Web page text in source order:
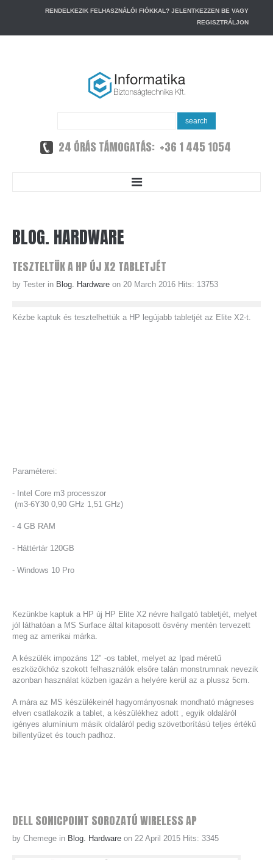
RENDELKEZIK FELHASZNÁLÓI FIÓKKAL? JELENTKEZZEN BE VAGY
REGISZTRÁLJON
search
24 ÓRÁS TÁMOGATÁS: +36 1 445 1054
MAGUNKRÓL
VÉLEMÉNYEK
BIZTONSÁGTECHNIKA
TÁRHELYSZOLGÁLTATÁS
BLOG. HARDWARE
TESZTELTÜKAHP ÚJX2 TABLETJÉT
by Tester in Blog. Hardware on 20 March 2016 Hits: 13753
Kézbe kaptuk és tesztelhettük a HP legújabb tabletjét az Elite X2-t.
Paraméterei:
- Intel Core m3 processzor
(m3-6Y30 0,90 GHz 1,51 GHz)
- 4 GB RAM
- Háttértár 120GB
- Windows 10 Pro
Kezünkbe kaptuk a HP új HP Elite X2 névre hallgató tabletjét, melyet
jól láthatóan a MS Surface által kitaposott ösvény mentén tervezett
meg az amerikai márka.
A készülék impozáns 12" -os tablet, melyet az Ipad méretű
eszközökhöz szokott felhasználók elsőre talán monstrumnak nevezik
azonban használat közben igazán a helyére kerül az a plussz 5cm.
A mára az MS készülékeinél hagyományosnak mondható mágneses
elven csatlakozik a tablet, a készülékhez adott , egyik oldaláról
igényes alumínium másik oldaláról pedig szövetborítású teljes értékű
billentyűzet és touch padhoz.
DELLSONICPOINT SOROZATÚWIRELESSAP
by Chemege in Blog. Hardware on 22 April 2015 Hits: 3345